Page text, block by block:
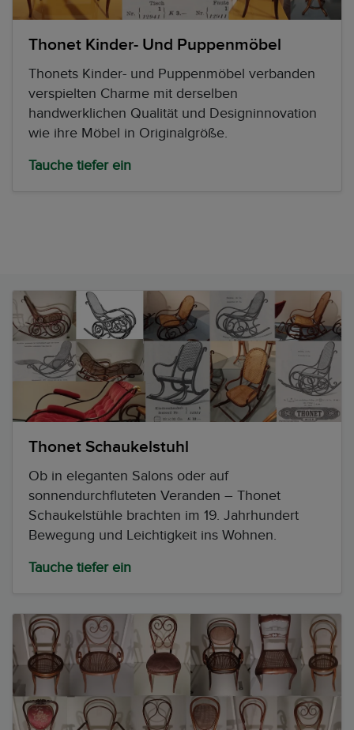
Thonet Kinder- Und Puppenmöbel
Thonets Kinder- und Puppenmöbel verbanden
verspielten Charme mit derselben
handwerklichen Qualität und Designinnovation
wie ihre Möbel in Originalgröße.
Tauche tiefer ein
Thonet Schaukelstuhl
Ob in eleganten Salons oder auf
sonnendurchfluteten Veranden – Thonet
Schaukelstühle brachten im 19. Jahrhundert
Bewegung und Leichtigkeit ins Wohnen.
Tauche tiefer ein